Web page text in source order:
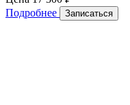
Подробнее
Записаться